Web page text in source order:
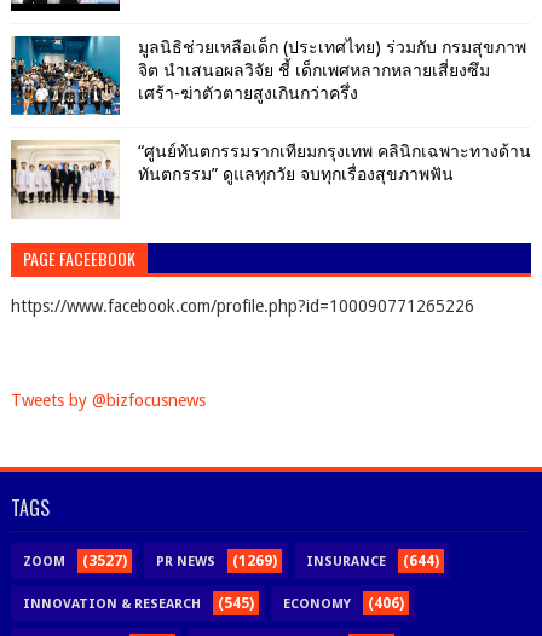
มูลนิธิช่วยเหลือเด็ก (ประเทศไทย) ร่วมกับ กรมสุขภาพ
จิต นำเสนอผลวิจัย ชี้ เด็กเพศหลากหลายเสี่ยงซึม
เศร้า-ฆ่าตัวตายสูงเกินกว่าครึ่ง
“ศูนย์ทันตกรรมรากเทียมกรุงเทพ คลินิกเฉพาะทางด้าน
ทันตกรรม” ดูแลทุกวัย จบทุกเรื่องสุขภาพฟัน
PAGE FACEEBOOK
https://www.facebook.com/profile.php?id=100090771265226
Tweets by @bizfocusnews
TAGS
ZOOM (3527) PR NEWS (1269) INSURANCE (644)
INNOVATION & RESEARCH (545) ECONOMY (406)